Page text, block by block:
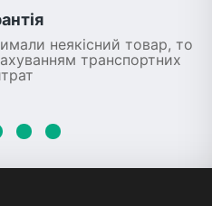
неякісний товар, то
транспортних